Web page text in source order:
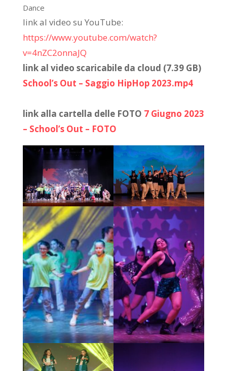
Dance
link al video su YouTube:
https://www.youtube.com/watch?
v=4nZC2onnaJQ
link al video scaricabile da cloud (7.39 GB)
School’s Out – Saggio HipHop 2023.mp4
link alla cartella delle FOTO 7 Giugno 2023
– School’s Out – FOTO